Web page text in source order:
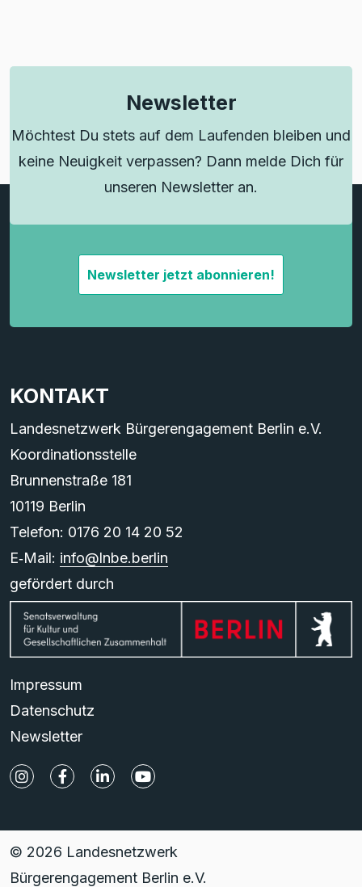
Newsletter
Möchtest Du stets auf dem Laufenden bleiben und
keine Neuigkeit verpassen? Dann melde Dich für
unseren Newsletter an.
Newsletter jetzt abonnieren!
KONTAKT
Landesnetzwerk Bürgerengagement Berlin e.V.
Koordinationsstelle
Brunnenstraße 181
10119 Berlin
Telefon: 0176 20 14 20 52
E‑Mail: info@lnbe.berlin
gefördert durch
Impressum
Newsletter
Datenschutz
© 2026 Landesnetzwerk
Bürgerengagement Berlin e.V.